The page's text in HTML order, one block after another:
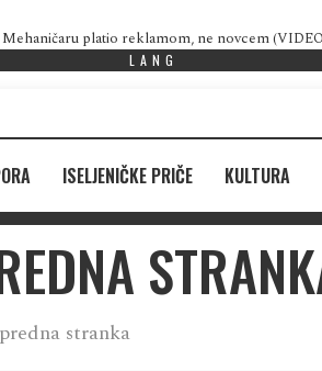
platio reklamom, ne novcem
LANG
ISELJENIČKE PRIČE KULTURA
stranka